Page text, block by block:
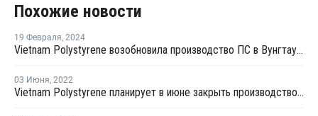
Похожие новости
19 Февраля, 2024
Vietnam Polystyrene возобновила производство ПС в Вунгтау после ремонта
03 Июня, 2022
Vietnam Polystyrene планирует в июне закрыть производство ПС в Вунгтау на ремонта